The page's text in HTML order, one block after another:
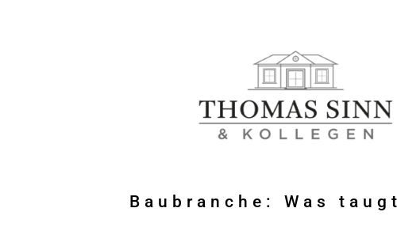
Baubranche: Was